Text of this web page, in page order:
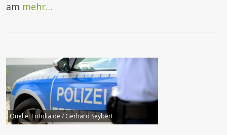
am mehr…
Quelle:Fotolia.de / Gerhard Seybert